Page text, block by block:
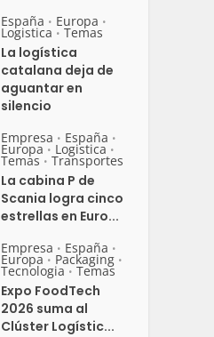
España • Europa •
Logistica • Temas
La logística
catalana deja de
aguantar en
silencio
Empresa • España •
Europa • Logistica •
Temas • Transportes
La cabina P de
Scania logra cinco
estrellas en Euro...
Empresa • España •
Europa • Packaging •
Tecnologia • Temas
Expo FoodTech
2026 suma al
Clúster Logístic...